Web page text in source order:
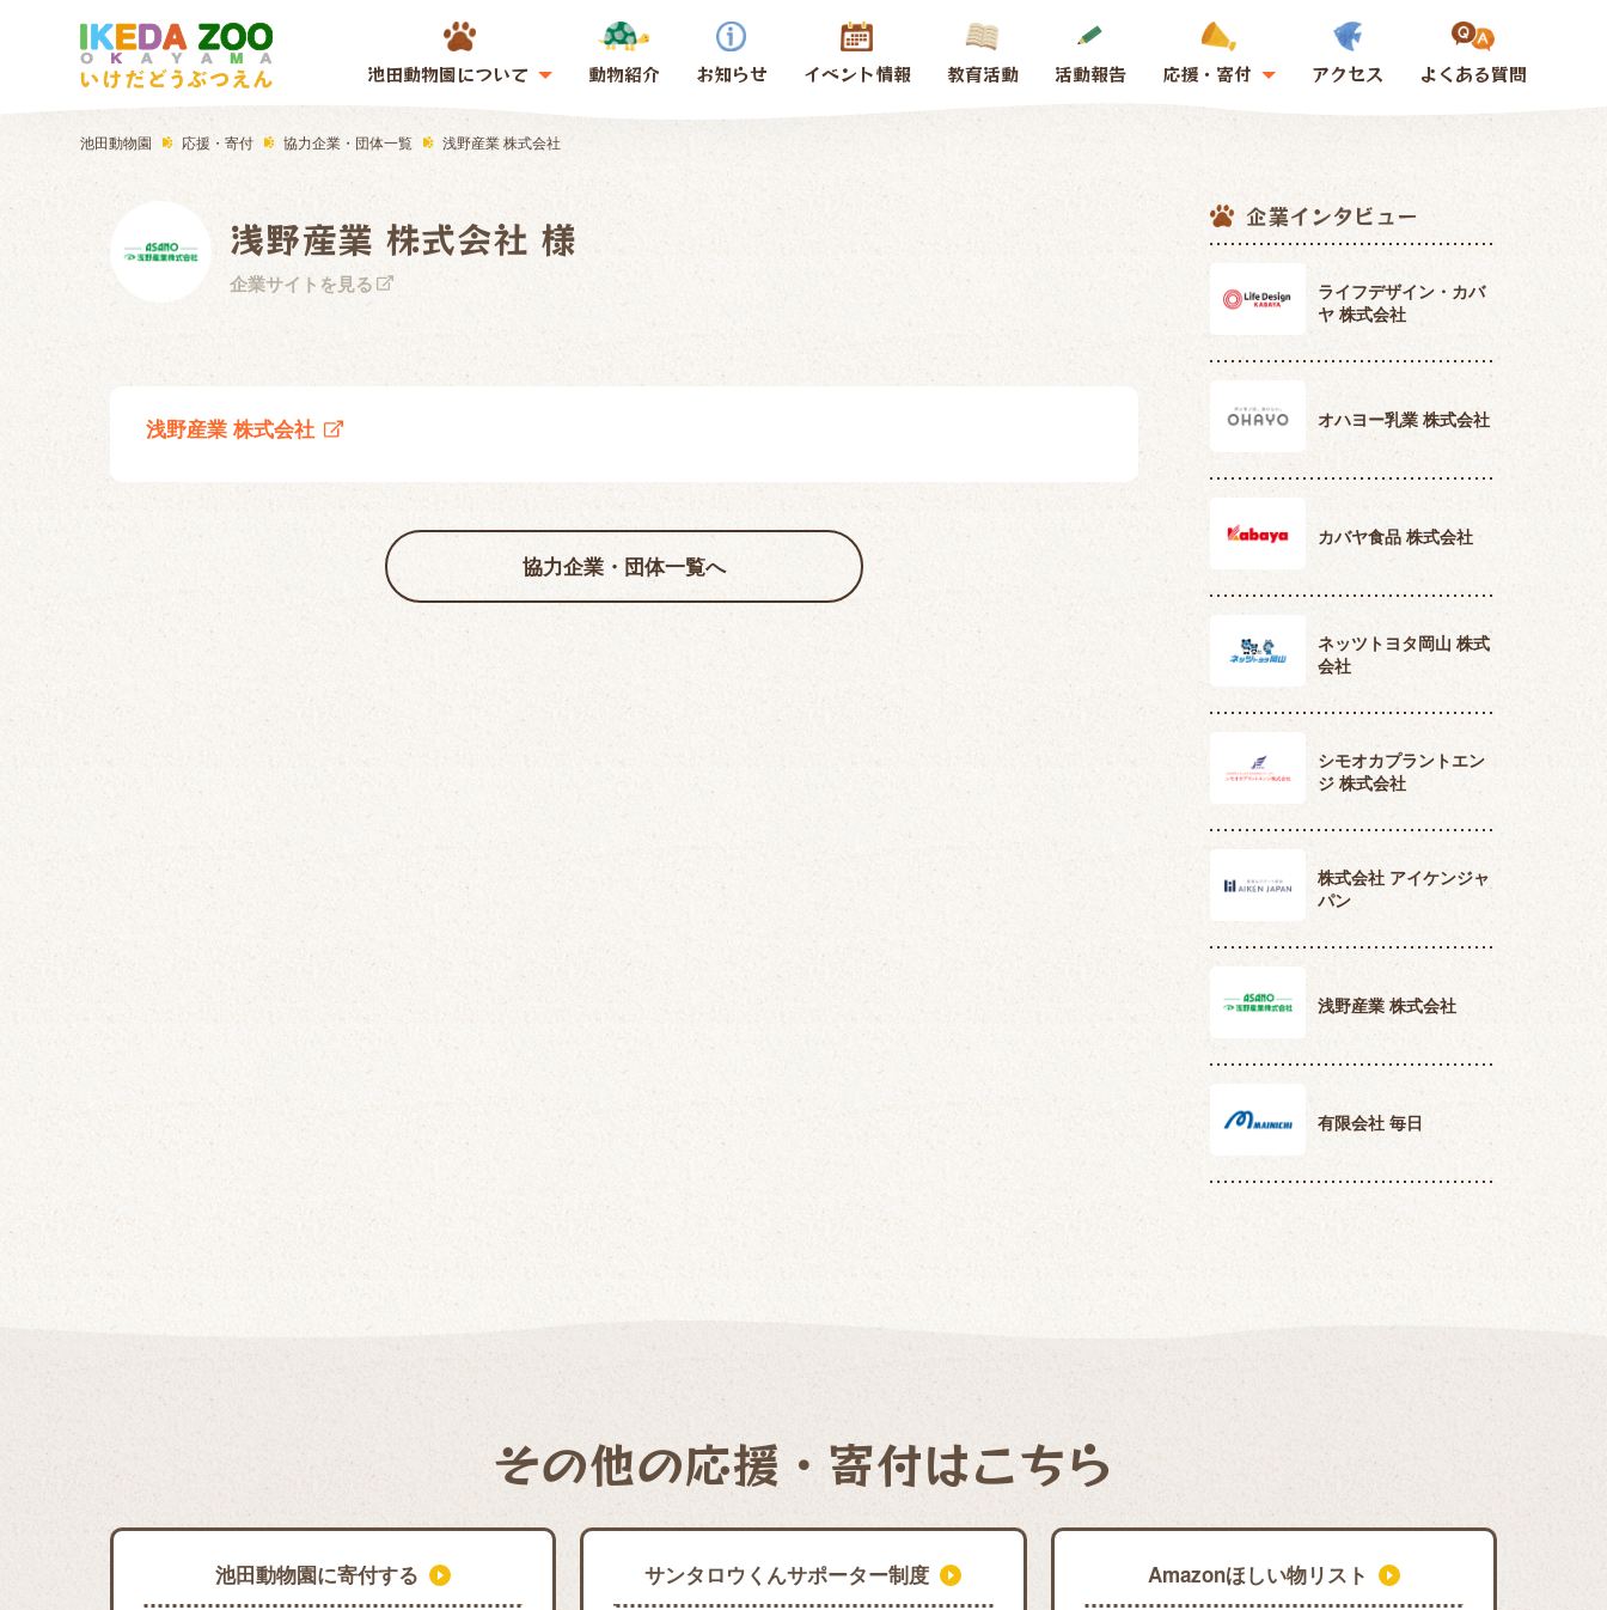
池田動物園について 動物紹介 お知らせ イベント情報 教育活動 活動報告 応援・寄付 アクセス よくある質問
池田動物園 応援・寄付 協力企業・団体一覧 浅野産業 株式会社
浅野産業 株式会社 様
企業サイトを見る
浅野産業 株式会社
協力企業・団体一覧へ
企業インタビュー
ライフデザイン・カバ
ヤ 株式会社
オハヨー乳業 株式会社
カバヤ食品 株式会社
ネッツトヨタ岡山 株式
会社
シモオカプラントエン
ジ 株式会社
株式会社 アイケンジャ
パン
浅野産業 株式会社
有限会社 毎日
その他の応援・寄付はこちら
池田動物園に寄付する サンタロウくんサポーター制度 Amazonほしい物リスト